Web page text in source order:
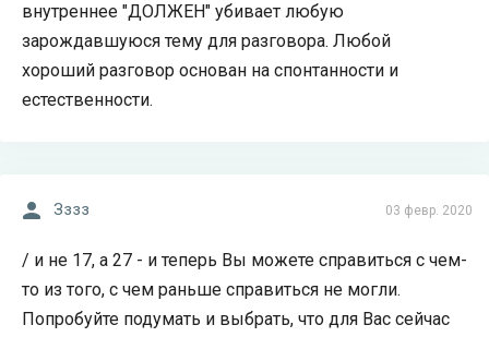
внутреннее "ДОЛЖЕН" убивает любую
зарождавшуюся тему для разговора. Любой
хороший разговор основан на спонтанности и
естественности.
03 февр. 2020
Зззз
/ и не 17, а 27 - и теперь Вы можете справиться с чем-
то из того, с чем раньше справиться не могли.
Попробуйте подумать и выбрать, что для Вас сейчас